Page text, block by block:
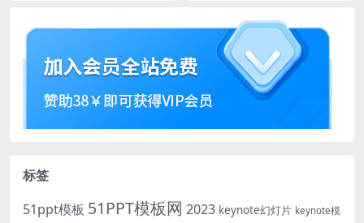
标签
51ppt模板 51PPT模板网 2023 keynote幻灯片 keynote模